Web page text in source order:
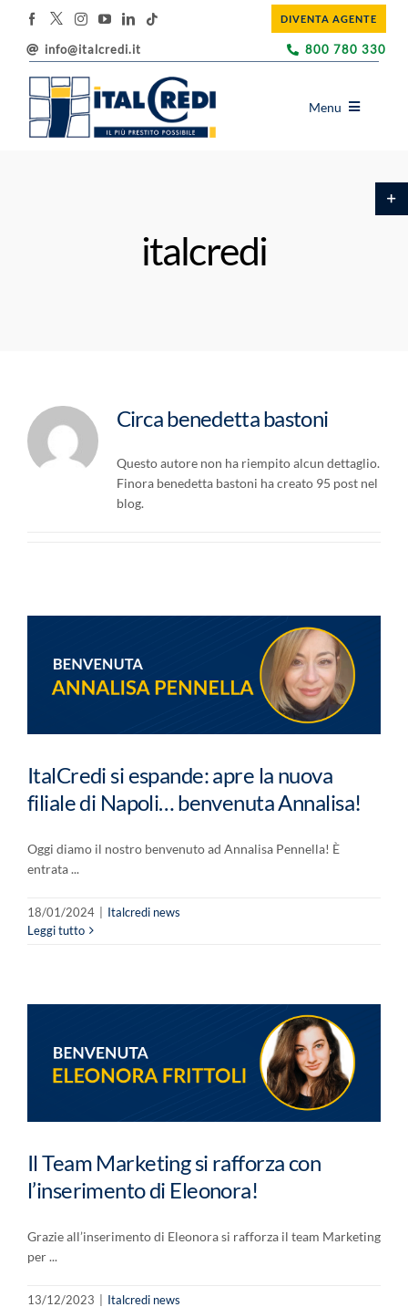
contenuto
DIVENTA AGENTE
info@italcredi.it 800 780 330
Menu
LAVORA CON NOI
CONTATTI
italcredi
Circabenedetta bastoni
Questo autore non ha riempito alcun dettaglio.
Finora benedetta bastoni ha creato 95 post nel
blog.
ItalCredi si espande: apre la nuova
filiale di Napoli… benvenuta Annalisa!
Oggi diamo il nostro benvenuto ad Annalisa Pennella! È
entrata ...
18/01/2024 | Italcredi news
Leggi tutto
Il Team Marketing si rafforza con
l’inserimento di Eleonora!
Grazie all’inserimento di Eleonora si rafforza il team Marketing
per ...
13/12/2023
Italcredi news